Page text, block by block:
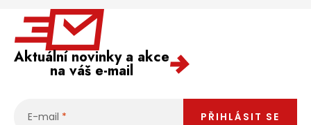
Aktuální novinky a akce
na váš e-mail
E-mail PŘIHLÁSIT SE